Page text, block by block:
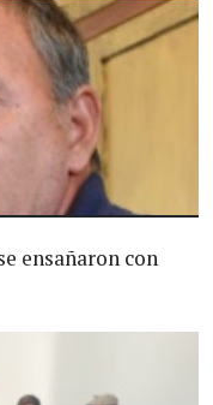
ensañaron con